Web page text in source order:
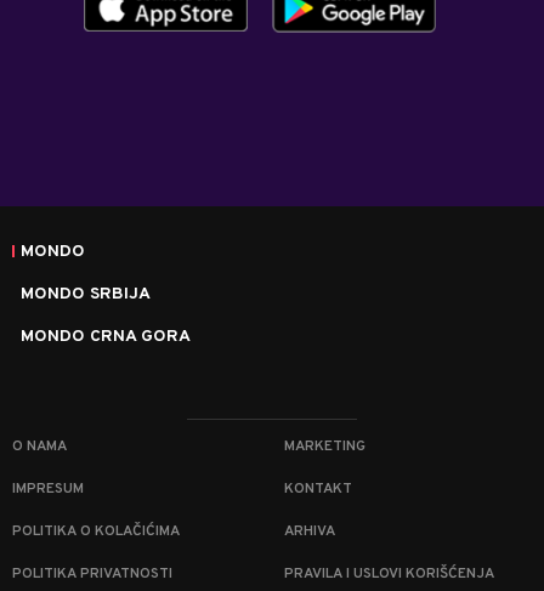
MONDO
MONDO SRBIJA
MONDO CRNA GORA
O NAMA MARKETING
IMPRESUM KONTAKT
POLITIKA O KOLAČIĆIMA ARHIVA
POLITIKA PRIVATNOSTI PRAVILA I USLOVI KORIŠĆENJA